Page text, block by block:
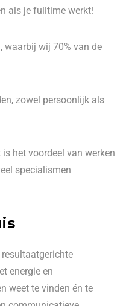
als je fulltime werkt!
waarbij wij 70% van de
zowel persoonlijk als
het voordeel van werken
specialismen
energie en
weet te vinden én te